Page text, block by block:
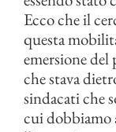
Ecco che il
questa
emersione
che stava
sindacati che
cui dobbiamo